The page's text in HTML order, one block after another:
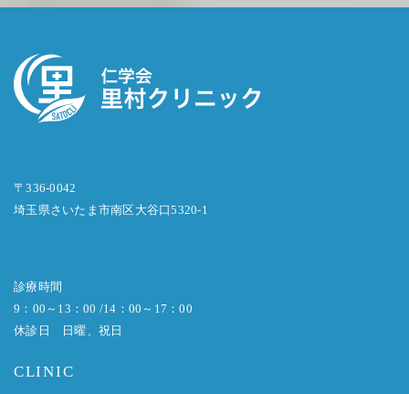
〒336-0042
埼玉県さいたま市南区大谷口5320-1
診療時間
9：00～13：00 /14：00～17：00
休診日 日曜、祝日
CLINIC